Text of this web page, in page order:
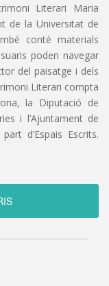
Literari Maria
de la Universitat de
conté materials
poden navegar
del paisatge i dels
Literari compta
la Diputació de
i l’Ajuntament de
d’Espais Escrits.